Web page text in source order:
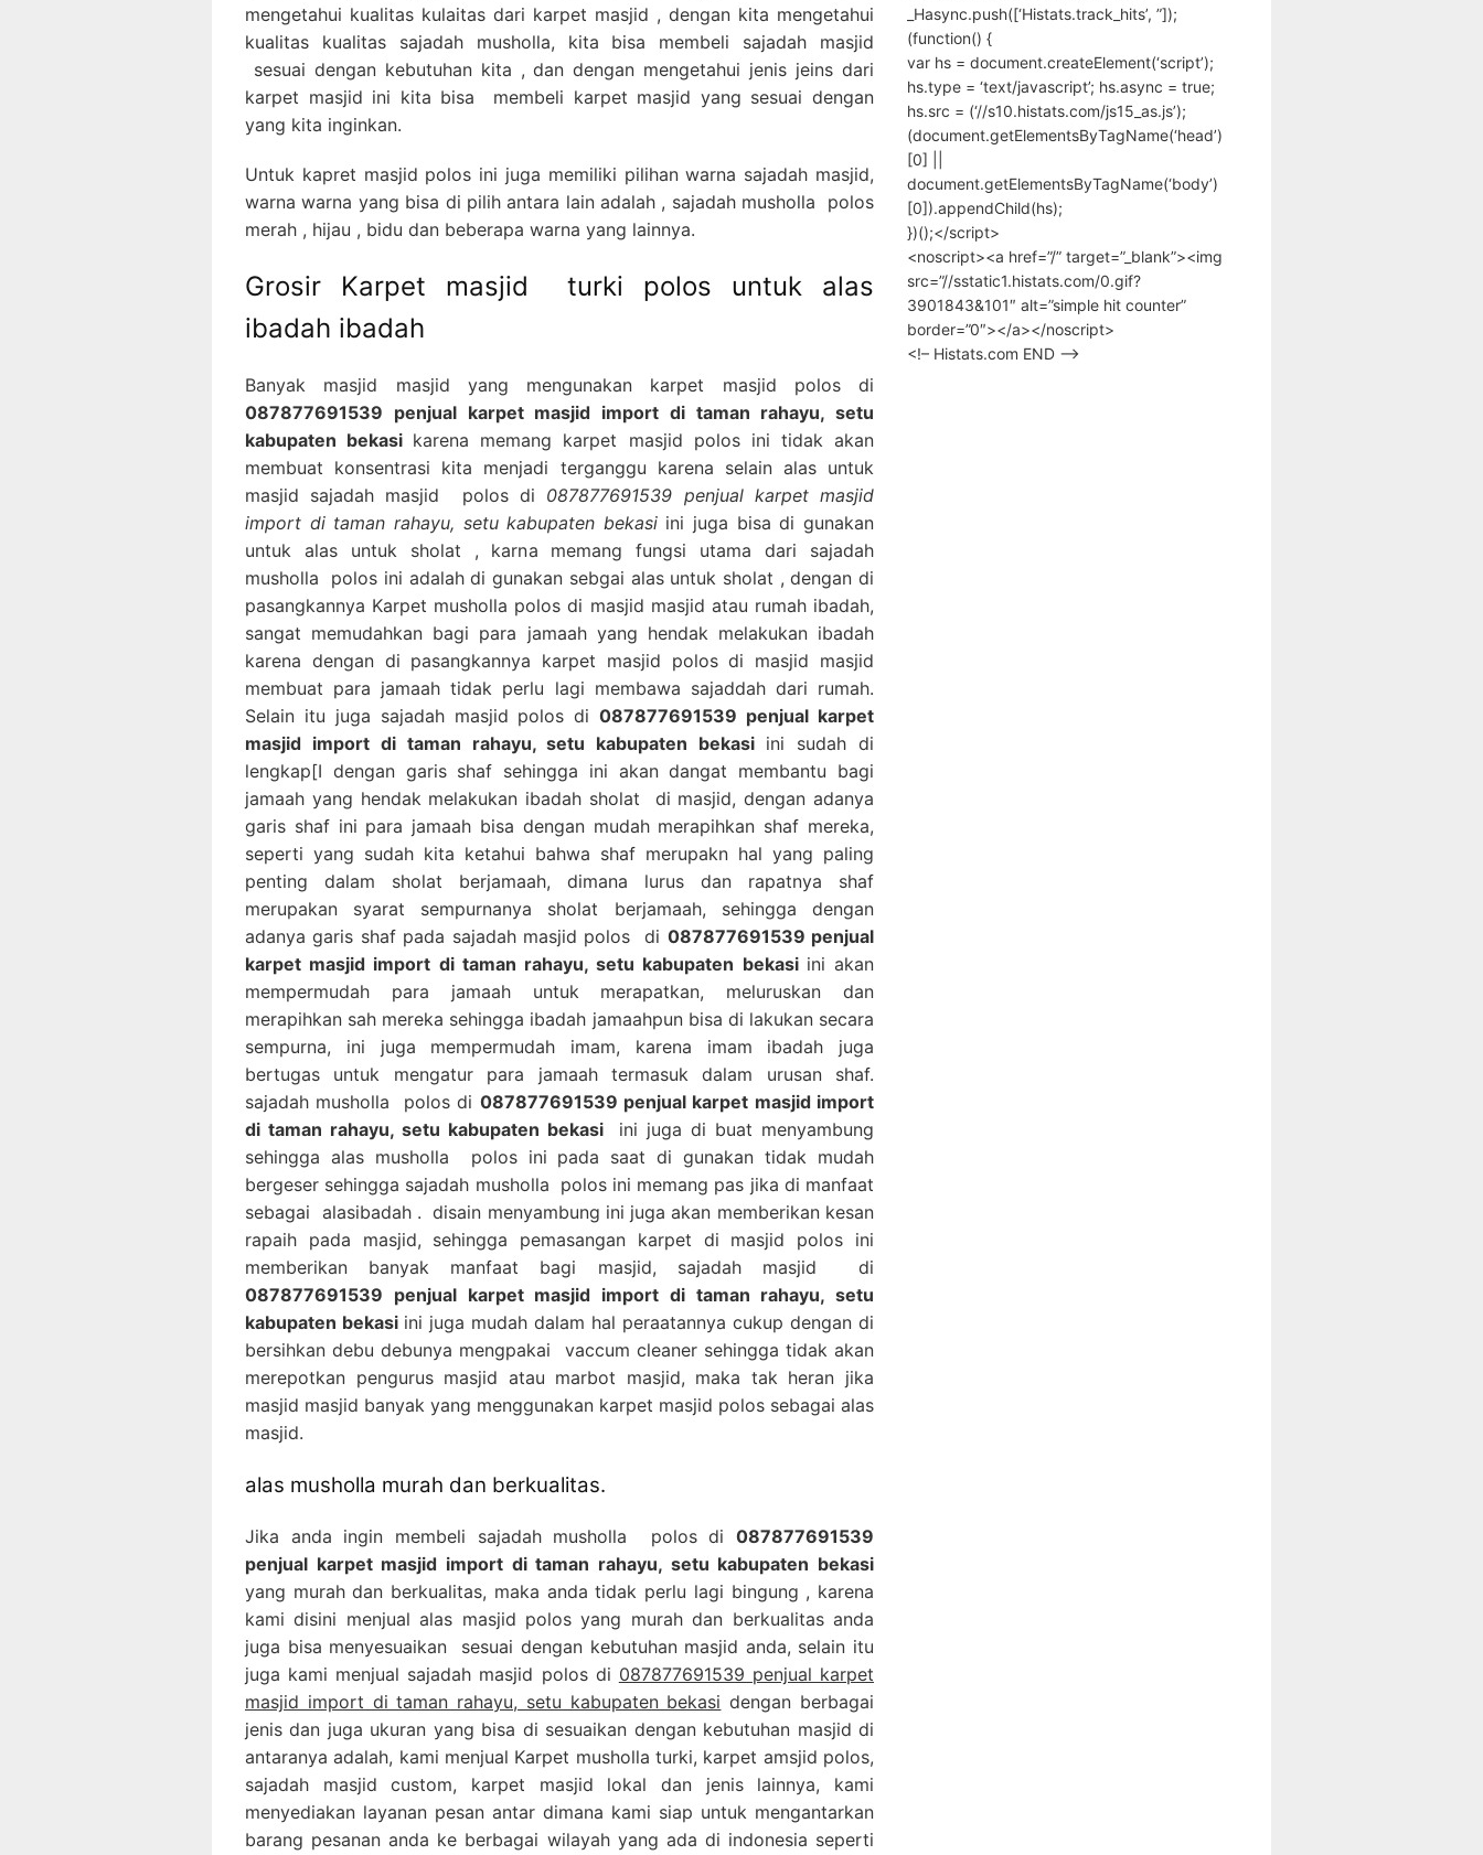
mengetahui kualitas kulaitas dari karpet masjid , dengan kita mengetahui
kualitas kualitas sajadah musholla, kita bisa membeli sajadah masjid
sesuai dengan kebutuhan kita , dan dengan mengetahui jenis jeins dari
karpet masjid ini kita bisa membeli karpet masjid yang sesuai dengan
yang kita inginkan.
Untuk kapret masjid polos ini juga memiliki pilihan warna sajadah masjid,
warna warna yang bisa di pilih antara lain adalah , sajadah musholla polos
merah , hijau , bidu dan beberapa warna yang lainnya.
Grosir Karpet masjid turki polos untuk alas
ibadah ibadah
Banyak masjid masjid yang mengunakan karpet masjid polos di
087877691539 penjual karpet masjid import di taman rahayu, setu
kabupaten bekasi karena memang karpet masjid polos ini tidak akan
membuat konsentrasi kita menjadi terganggu karena selain alas untuk
masjid sajadah masjid polos di 087877691539 penjual karpet masjid
import di taman rahayu, setu kabupaten bekasiini juga bisa di gunakan
untuk alas untuk sholat , karna memang fungsi utama dari sajadah
musholla polos ini adalah di gunakan sebgai alas untuk sholat , dengan di
pasangkannya Karpet musholla polos di masjid masjid atau rumah ibadah,
sangat memudahkan bagi para jamaah yang hendak melakukan ibadah
karena dengan di pasangkannya karpet masjid polos di masjid masjid
membuat para jamaah tidak perlu lagi membawa sajaddah dari rumah.
Selain itu juga sajadah masjid polos di087877691539 penjual karpet
masjid import di taman rahayu, setu kabupaten bekasi ini sudah di
lengkap[I dengan garis shaf sehingga ini akan dangat membantu bagi
jamaah yang hendak melakukan ibadah sholat di masjid, dengan adanya
garis shaf ini para jamaah bisa dengan mudah merapihkan shaf mereka,
seperti yang sudah kita ketahui bahwa shaf merupakn hal yang paling
penting dalam sholat berjamaah, dimana lurus dan rapatnya shaf
merupakan syarat sempurnanya sholat berjamaah, sehingga dengan
adanya garis shaf pada sajadah masjid polos di 087877691539 penjual
karpet masjid import di taman rahayu, setu kabupaten bekasi ini akan
mempermudah para jamaah untuk merapatkan, meluruskan dan
merapihkan sah mereka sehingga ibadah jamaahpun bisa di lakukan secara
sempurna, ini juga mempermudah imam, karena imam ibadah juga
bertugas untuk mengatur para jamaah termasuk dalam urusan shaf.
sajadah musholla polos di 087877691539 penjual karpet masjid import
di taman rahayu, setu kabupaten bekasi
ini juga di buat menyambung
sehingga alas musholla polos ini pada saat di gunakan tidak mudah
bergeser sehingga sajadah musholla polos ini memang pas jika di manfaat
sebagai alasibadah . disain menyambung ini juga akan memberikan kesan
rapaih pada masjid, sehingga pemasangan karpet di masjid polos ini
memberikan banyak manfaat bagi masjid, sajadah masjid di
087877691539 penjual karpet masjid import di taman rahayu, setu
kabupaten bekasi ini juga mudah dalam hal peraatannya cukup dengan di
bersihkan debu debunya mengpakai vaccum cleaner sehingga tidak akan
merepotkan pengurus masjid atau marbot masjid, maka tak heran jika
masjid masjid banyak yang menggunakan karpet masjid polos sebagai alas
masjid.
alas musholla murah dan berkualitas.
Jika anda ingin membeli sajadah musholla polos di 087877691539
penjual karpet masjid import di taman rahayu, setu kabupaten bekasi
yang murah dan berkualitas, maka anda tidak perlu lagi bingung , karena
kami disini menjual alas masjid polos yang murah dan berkualitas anda
juga bisa menyesuaikan sesuai dengan kebutuhan masjid anda, selain itu
juga kami menjual sajadah masjid polos di 087877691539 penjual karpet
masjid import di taman rahayu, setu kabupaten bekasi dengan berbagai
jenis dan juga ukuran yang bisa di sesuaikan dengan kebutuhan masjid di
antaranya adalah, kami menjual Karpet musholla turki, karpet amsjid polos,
sajadah masjid custom, karpet masjid lokal dan jenis lainnya, kami
menyediakan layanan pesan antar dimana kami siap untuk mengantarkan
barang pesanan anda ke berbagai wilayah yang ada di indonesia seperti
_Hasync.push([‘Histats.track_hits’, ”]);
(function() {
var hs = document.createElement(‘script’);
hs.type = ‘text/javascript’; hs.async = true;
hs.src = (‘//s10.histats.com/js15_as.js’);
(document.getElementsByTagName(‘head’)
[0] ||
document.getElementsByTagName(‘body’)
[0]).appendChild(hs);
})();</script>
<noscript><a href=”/” target=”_blank”><img
src=”//sstatic1.histats.com/0.gif?
3901843&101″ alt=”simple hit counter”
border=”0″></a></noscript>
<!– Histats.com END –>